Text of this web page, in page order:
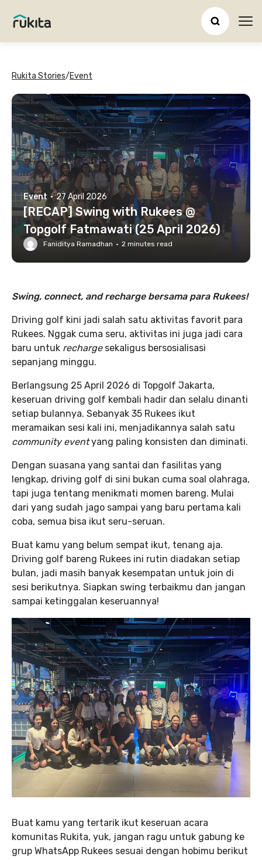
Rukita Stories/Event
Event · 27 April 2026
[RECAP] Swing with Rukees @
Topgolf Fatmawati (25 April 2026)
Faniditya Ramadhan · 2 minutes read
Swing, connect, and recharge bersama para Rukees!
Driving golf kini jadi salah satu aktivitas favorit para
Rukees. Nggak cuma seru, aktivitas ini juga jadi cara
baru untuk recharge sekaligus bersosialisasi
sepanjang minggu.
Berlangsung 25 April 2026 di Topgolf Jakarta,
keseruan driving golf kembali hadir dan selalu dinanti
setiap bulannya. Sebanyak 35 Rukees ikut
meramaikan sesi kali ini, menjadikannya salah satu
community eventyang paling konsisten dan diminati.
Dengan suasana yang santai dan fasilitas yang
lengkap, driving golf di sini bukan cuma soal olahraga,
tapi juga tentang menikmati momen bareng. Mulai
dari yang sudah jago sampai yang baru pertama kali
coba, semua bisa ikut seru-seruan.
Buat kamu yang belum sempat ikut, tenang aja.
Driving golf bareng Rukees ini rutin diadakan setiap
bulan, jadi masih banyak kesempatan untuk join di
sesi berikutnya. Siapkan swing terbaikmu dan jangan
sampai ketinggalan keseruannya!
Buat kamu yang tertarik ikut keseruan acara
komunitas Rukita, yuk, jangan ragu untuk gabung ke
grup WhatsApp Rukees sesuai dengan hobimu berikut